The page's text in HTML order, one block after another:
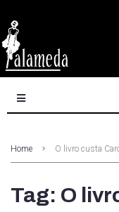
Home O livro custa
Tag: O